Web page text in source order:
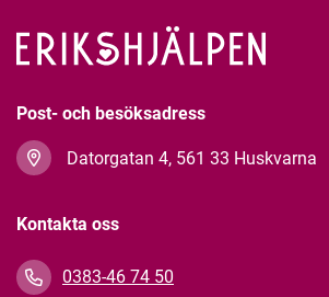
Post- och besöksadress
Datorgatan 4, 561 33 Huskvarna
Kontakta oss
0383-46 74 50